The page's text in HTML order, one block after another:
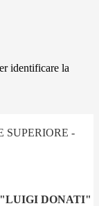
identificare la
SUPERIORE -
"LUIGI DONATI"